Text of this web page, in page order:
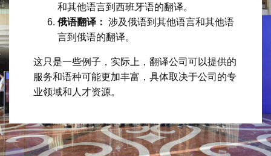
和其他语言到西班牙语的翻译。
俄语翻译： 涉及俄语到其他语言和其他语
言到俄语的翻译。
这只是一些例子，实际上，翻译公司可以提供的
服务和语种可能更加丰富，具体取决于公司的专
业领域和人才资源。